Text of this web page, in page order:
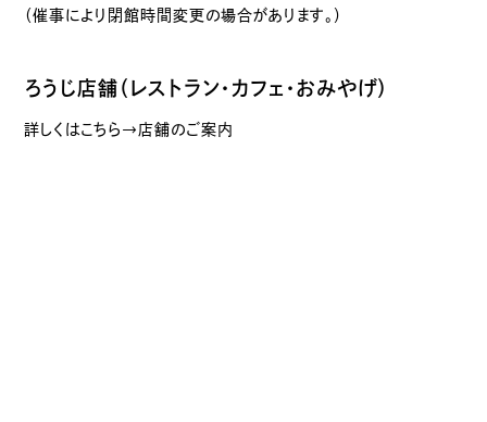
（催事により閉館時間変更の場合があります。）
ろうじ店舗（レストラン・カフェ・おみやげ）
詳しくはこちら→店舗のご案内